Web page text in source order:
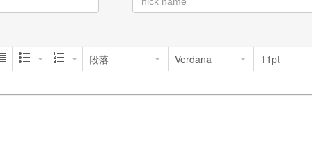
段落 Verdana 11pt